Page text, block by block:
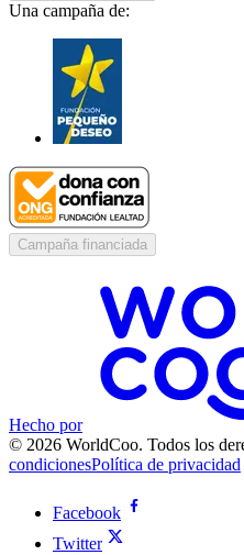
Una campaña de:
Campaña financiada
Hecho por
© 2026 WorldCoo. Todos los
condicionesPolítica de privacidad
Facebook
Twitter